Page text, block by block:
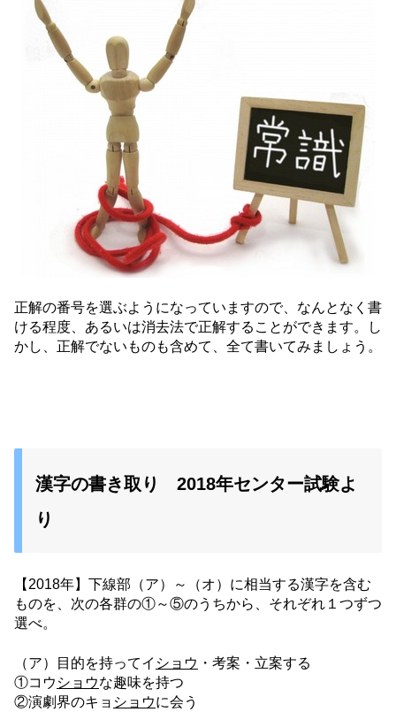
正解の番号を選ぶようになっていますので、なんとなく書
ける程度、あるいは消去法で正解することができます。し
かし、正解でないものも含めて、全て書いてみましょう。
漢字の書き取り 2018年センター試験よ
り
【2018年】下線部（ア）～（オ）に相当する漢字を含む
ものを、次の各群の①～⑤のうちから、それぞれ１つずつ
選べ。
（ア）目的を持ってイ ショウ ・考案・立案する
①コウ ショウな趣味を持つ
②演劇界のキョ ショウに会う